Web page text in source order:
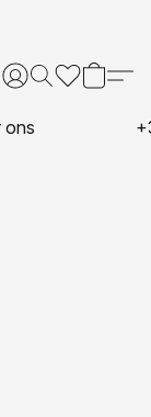
ons